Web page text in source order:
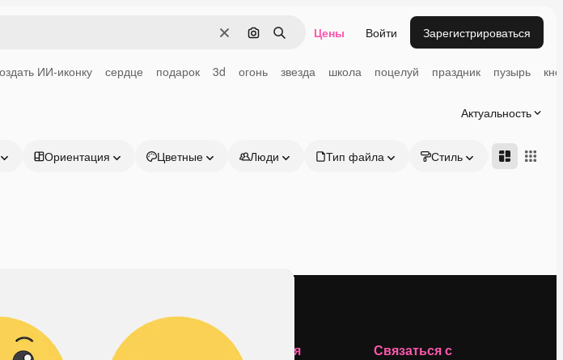
ОчиститьПоиск по изображению
Поиск Цены Войти Зарегистрироваться
ИИ-иконку сердце подарок 3d огонь звезда школа поцелуй праздник пузырь
Актуальность
Ориентация Цветные Люди Тип файла Стиль Адвансд
Начать Компания
Связаться с